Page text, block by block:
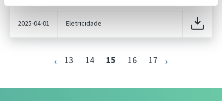
2025-04-01 Eletricidade
13 14 15 16 17